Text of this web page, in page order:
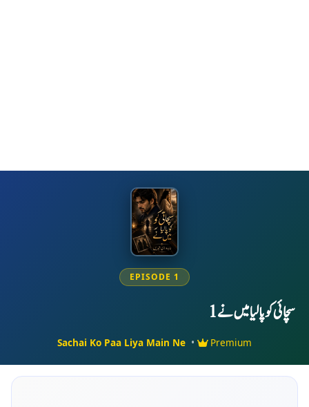
EPISODE 1
سچائی کو پا لیا میں نے 1
Sachai Ko Paa Liya Main Ne • Premium